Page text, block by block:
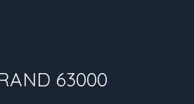
63000